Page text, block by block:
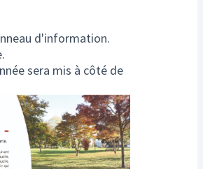
d'information.
sera mis à côté de